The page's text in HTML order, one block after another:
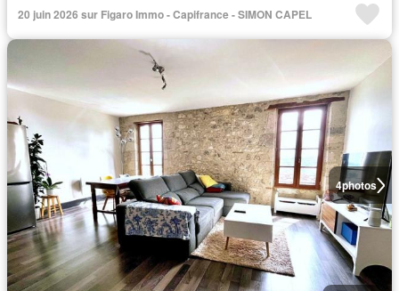
20 juin 2026 sur Figaro Immo - Capifrance - SIMON CAPEL
4photos